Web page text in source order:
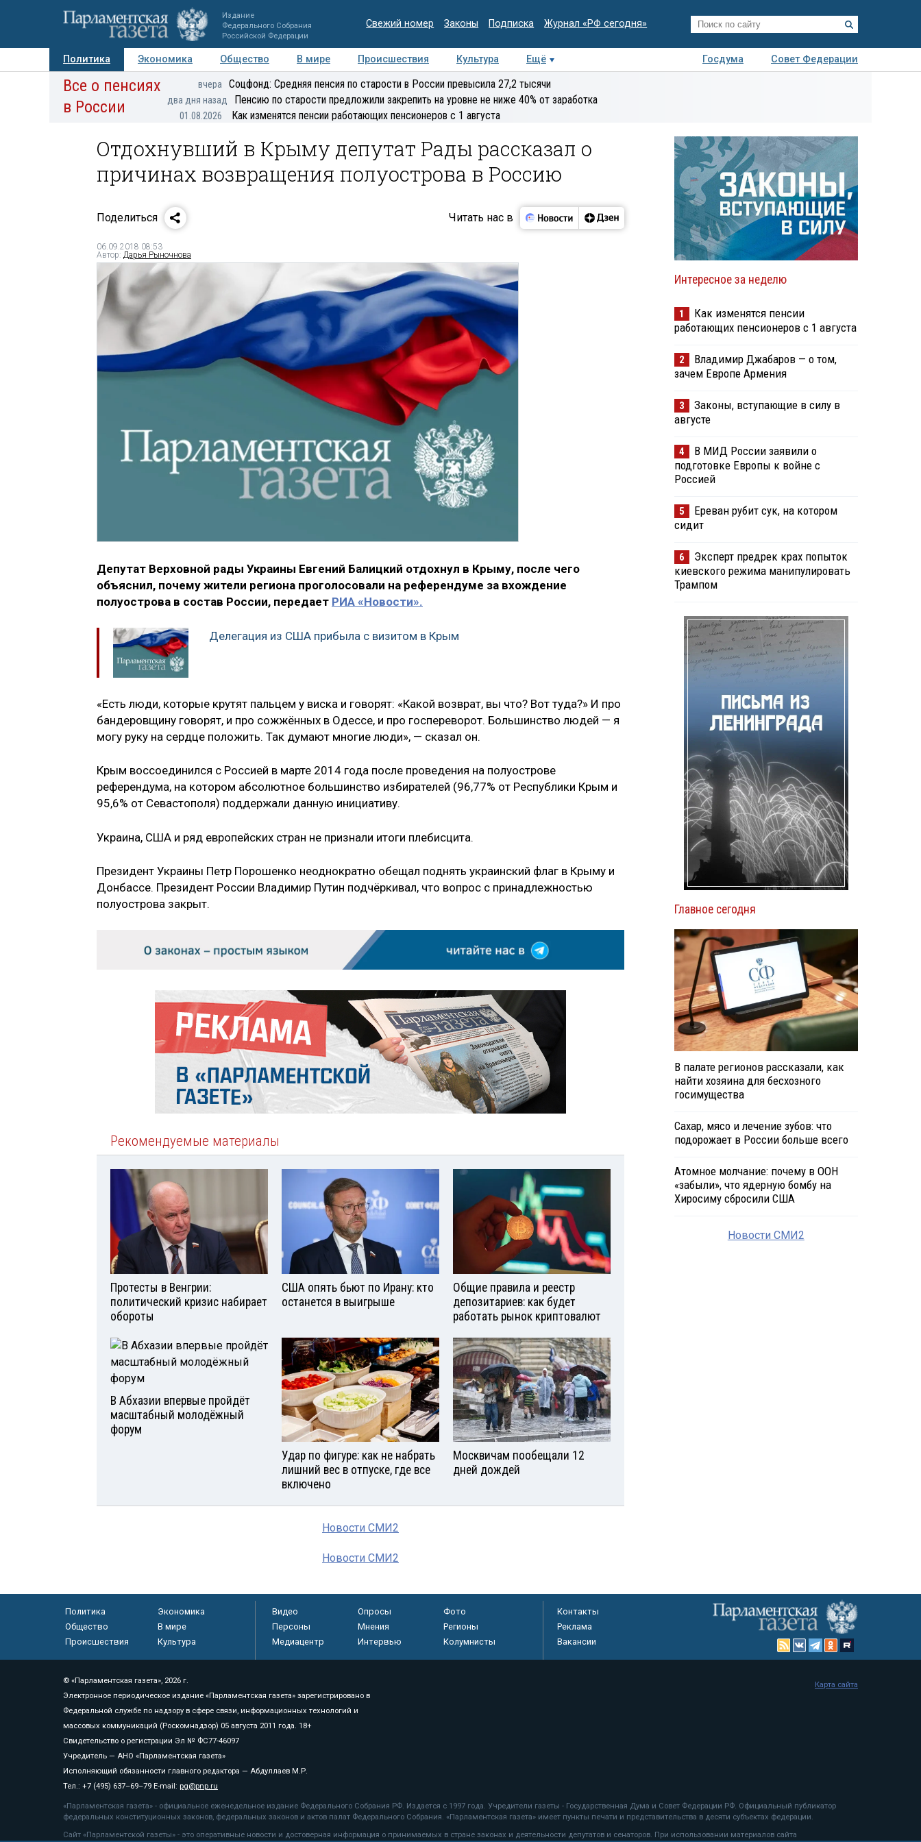
Издание
Федерального Собрания
Российской Федерации
Свежий номер Законы Подписка Журнал «РФ сегодня»
Политика Экономика Общество В мире Происшествия Культура Ещё Госдума
Совет Федерации
Авторы Персоны Мнения Регионы Медиацентр Интервью Колумнисты
экспертиза
Все о пенсиях
в России
вчера Соцфонд: Средняя пенсия по старости в России превысила 27,2 тысячи
два дня назад Пенсию по старости предложили закрепить на уровне не ниже 40% от заработка
01.08.2026 Как изменятся пенсии работающих пенсионеров с 1 августа
Отдохнувший в Крыму депутат Рады рассказал о
причинах возвращения полуострова в Россию
Поделиться Читать нас в
06.09.2018 08:53
Автор: Дарья Рыночнова
Депутат Верховной рады Украины Евгений Балицкий отдохнул в Крыму, после чего
объяснил, почему жители региона проголосовали на референдуме за вхождение
полуострова в состав России, передает РИА «Новости».
Делегация из США прибыла с визитом в Крым
«Есть люди, которые крутят пальцем у виска и говорят: «Какой возврат, вы что? Вот туда?» И про
бандеровщину говорят, и про сожжённых в Одессе, и про госпереворот. Большинство людей — я
могу руку на сердце положить. Так думают многие люди», — сказал он.
Крым воссоединился с Россией в марте 2014 года после проведения на полуострове
референдума, на котором абсолютное большинство избирателей (96,77% от Республики Крым и
95,6% от Севастополя) поддержали данную инициативу.
Украина, США и ряд европейских стран не признали итоги плебисцита.
Президент Украины Петр Порошенко неоднократно обещал поднять украинский флаг в Крыму и
Донбассе. Президент России Владимир Путин подчёркивал, что вопрос с принадлежностью
полуострова закрыт.
Рекомендуемые материалы
Протесты в Венгрии:
политический кризис набирает
обороты
США опять бьют по Ирану: кто
останется в выигрыше
Общие правила и реестр
депозитариев: как будет
работать рынок криптовалют
В Абхазии впервые пройдёт
масштабный молодёжный
форум
Удар по фигуре: как не набрать
лишний вес в отпуске, где все
включено
Москвичам пообещали 12
дней дождей
Новости СМИ2
Новости СМИ2
Интересное за неделю
1
Как изменятся пенсии
работающих пенсионеров с 1 августа
2
Владимир Джабаров — о том,
зачем Европе Армения
3
Законы, вступающие в силу в
августе
4
В МИД России заявили о
подготовке Европы к войне с
Россией
5
Ереван рубит сук, на котором
сидит
6
Эксперт предрек крах попыток
киевского режима манипулировать
Трампом
Главное сегодня
В палате регионов рассказали, как
найти хозяина для бесхозного
госимущества
Сахар, мясо и лечение зубов: что
подорожает в России больше всего
Атомное молчание: почему в ООН
«забыли», что ядерную бомбу на
Хиросиму сбросили США
Новости СМИ2
Политика
Экономика
Общество
В мире
Происшествия
Культура
Видео Опросы
Фото
Персоны
Мнения
Регионы
Медиацентр
Интервью Колумнисты
Контакты
Реклама
Вакансии
© «Парламентская газета», 2026 г.
Электронное периодическое издание «Парламентская газета» зарегистрировано в
Федеральной службе по надзору в сфере связи, информационных технологий и
массовых коммуникаций (Роскомнадзор) 05 августа 2011 года. 18+
Свидетельство о регистрации Эл № ФС77-46097
Учредитель — АНО «Парламентская газета»
Исполняющий обязанности главного редактора — Абдуллаев М.Р.
Тел.: +7 (495) 637–69–79 E-mail: pg@pnp.ru
«Парламентская газета» - официальное еженедельное издание Федерального Собрания РФ. Издается с 1997 года. Учредители газеты - Государственная Дума и Совет Федерации РФ. Официальный публикатор
федеральных конституционных законов, федеральных законов и актов палат Федерального Собрания. «Парламентская газета» имеет пункты печати и представительства в десяти субъектах федерации.
Сайт «Парламентской газеты» - это оперативные новости и достоверная информация о принимаемых в стране законах и деятельности депутатов и сенаторов. При использовании материалов сайта
Карта сайта